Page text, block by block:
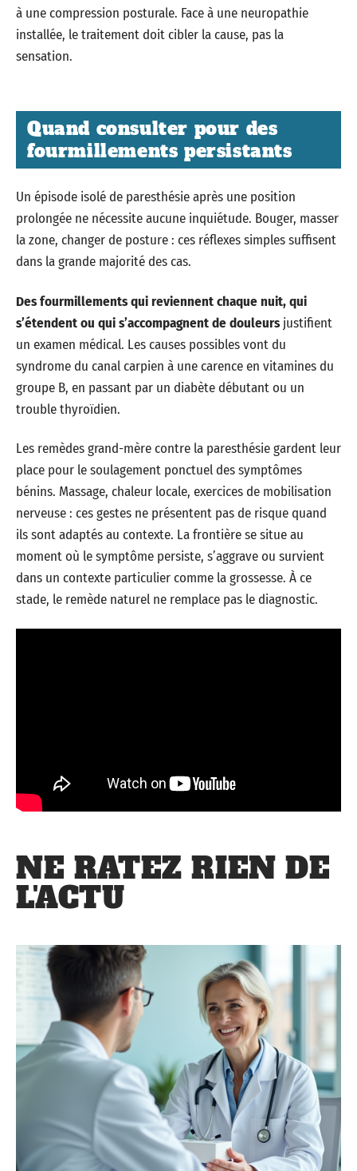
à une compression posturale. Face à une neuropathie
installée, le traitement doit cibler la cause, pas la
sensation.
Quand consulter pour des
fourmillements persistants
Un épisode isolé de paresthésie après une position
prolongée ne nécessite aucune inquiétude. Bouger, masser
la zone, changer de posture : ces réflexes simples suffisent
dans la grande majorité des cas.
Des fourmillements qui reviennent chaque nuit, qui
s’étendent ou qui s’accompagnent de douleursjustifient
un examen médical. Les causes possibles vont du
syndrome du canal carpien à une carence en vitamines du
groupe B, en passant par un diabète débutant ou un
trouble thyroïdien.
Les remèdes grand-mère contre la paresthésie gardent leur
place pour le soulagement ponctuel des symptômes
bénins. Massage, chaleur locale, exercices de mobilisation
nerveuse : ces gestes ne présentent pas de risque quand
ils sont adaptés au contexte. La frontière se situe au
moment où le symptôme persiste, s’aggrave ou survient
dans un contexte particulier comme la grossesse. À ce
stade, le remède naturel ne remplace pas le diagnostic.
NE RATEZ RIEN DE
L'ACTU